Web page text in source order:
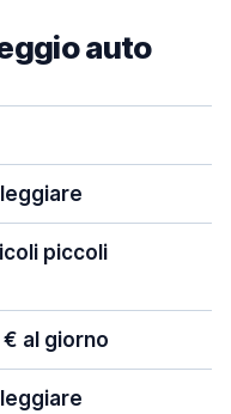
auto
piccoli
€ al giorno